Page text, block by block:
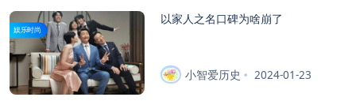
娱乐时尚
以家人之名口碑为啥崩了
小智爱历史 2024-01-23